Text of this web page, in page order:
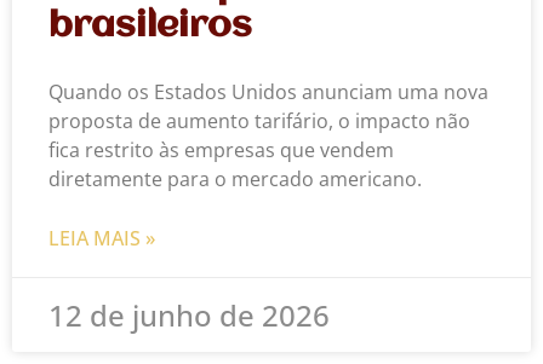
brasileiros
Quando os Estados Unidos anunciam uma nova
proposta de aumento tarifário, o impacto não
fica restrito às empresas que vendem
diretamente para o mercado americano.
LEIA MAIS »
12 de junho de 2026